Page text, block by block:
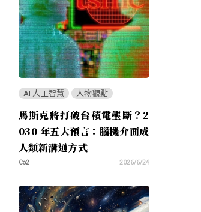
AI 人工智慧 人物觀點
馬斯克將打破台積電壟斷？2
030 年五大預言：腦機介面成
人類新溝通方式
Co2 2026/6/24